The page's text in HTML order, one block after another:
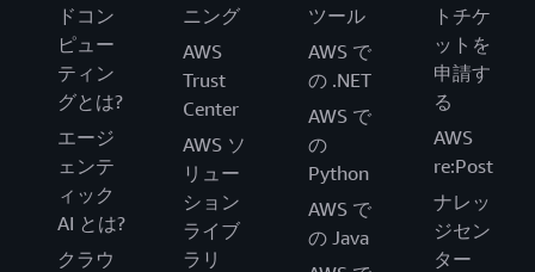
ドコン
ピュー
ティン
グとは?
エージ
ェンテ
ィック
AI とは?
クラウ
ニング
AWS
Trust
Center
AWS ソ
リュー
ション
ライブ
ラリ
ツール
AWS で
の .NET
AWS で
の
Python
AWS で
の Java
トチケ
ットを
申請す
る
AWS
re:Post
ナレッ
ジセン
ター